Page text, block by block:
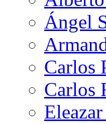
Ángel
Carlos
Carlos